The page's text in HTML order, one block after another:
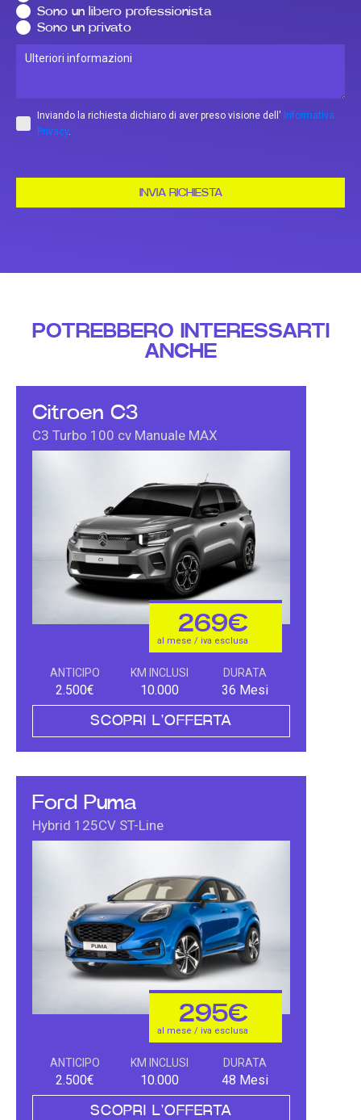
Sono un libero professionista
Sono un privato
Inviando la richiesta dichiaro di aver preso visione dell' Informativa
Privacy.
INVIA RICHIESTA
POTREBBERO INTERESSARTI
ANCHE
Citroen C3
C3 Turbo 100 cv Manuale MAX
269€
al mese / iva esclusa
ANTICIPO
2.500€
KM INCLUSI
10.000
DURATA
36 Mesi
SCOPRI L'OFFERTA
Ford Puma
Hybrid 125CV ST-Line
295€
al mese / iva esclusa
ANTICIPO
2.500€
KM INCLUSI
10.000
DURATA
48 Mesi
SCOPRI L'OFFERTA